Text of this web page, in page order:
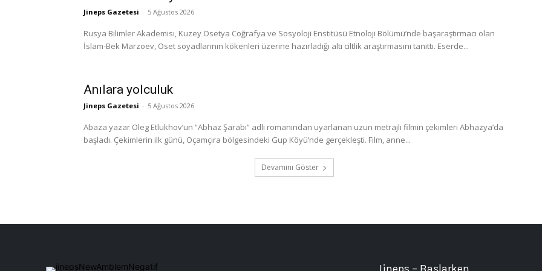
Jineps Gazetesi - 5 Ağustos 2026
Rusya Bilimler Akademisi, Kuzey Osetya Coğrafya ve Sosyoloji Enstitüsü Etnoloji Bölümü’nde başaraştırmacı olan
İslam-Bek Marzoev, Oset soyadlarının kökenleri üzerine hazırladığı altı ciltlik araştırmasını tanıttı. Eserde...
Anılara yolculuk
Jineps Gazetesi - 5 Ağustos 2026
Abaza yazar Oleg Etlukhov’un “Abhaz Şarabı” adlı romanından uyarlanan uzun metrajlı filmin çekimleri Abhazya’da
başladı. Çekimlerin ilk günü, Oçamçıra bölgesindeki Gup Köyü’nde gerçekleşti. Film, anne...
Devamını Göster